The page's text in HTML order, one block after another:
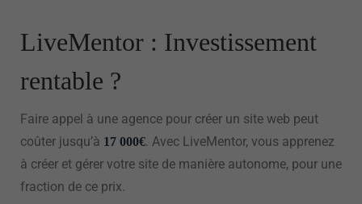
LiveMentor : Investissement
rentable ?
Faire appel à une agence pour créer un site web peut
coûter jusqu’à 17 000€. Avec LiveMentor, vous apprenez
à créer et gérer votre site de manière autonome, pour une
fraction de ce prix.